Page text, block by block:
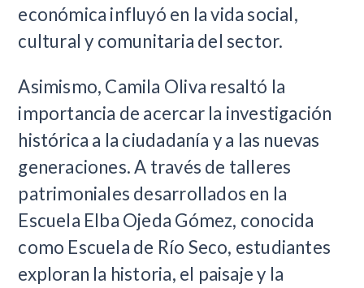
económica influyó en la vida social,
cultural y comunitaria del sector.
Asimismo, Camila Oliva resaltó la
importancia de acercar la investigación
histórica a la ciudadanía y a las nuevas
generaciones. A través de talleres
patrimoniales desarrollados en la
Escuela Elba Ojeda Gómez, conocida
como Escuela de Río Seco, estudiantes
exploran la historia, el paisaje y la